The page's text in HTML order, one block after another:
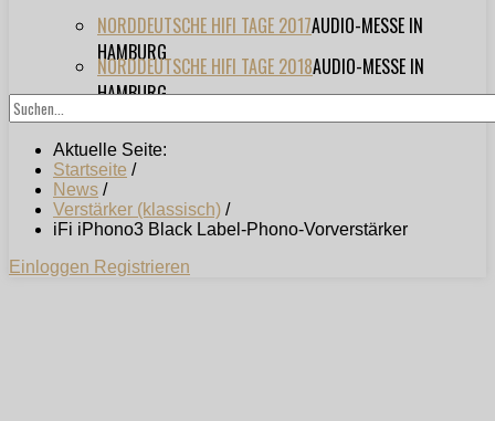
NORDDEUTSCHE HIFI TAGE 2017AUDIO-MESSE IN
HAMBURG
NORDDEUTSCHE HIFI TAGE 2018AUDIO-MESSE IN
HAMBURG
Aktuelle Seite:
Startseite /
News /
Verstärker (klassisch) /
iFi iPhono3 Black Label-Phono-Vorverstärker
Einloggen Registrieren